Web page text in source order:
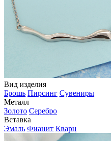
Вид изделия
Брошь Пирсинг Сувениры
Металл
Золото Серебро
Вставка
Эмаль Фианит Кварц